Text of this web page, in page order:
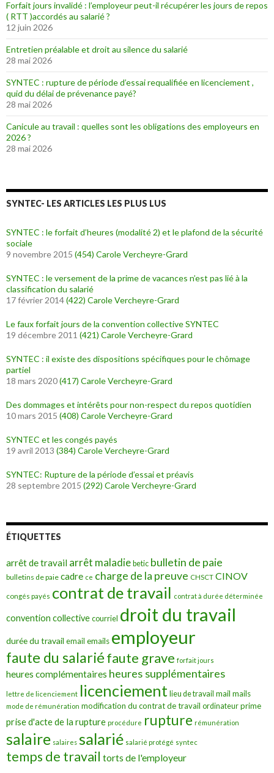
Forfait jours invalidé : l’employeur peut-il récupérer les jours de repos
( RTT )accordés au salarié ?
12 juin 2026
Entretien préalable et droit au silence du salarié
28 mai 2026
SYNTEC : rupture de période d’essai requalifiée en licenciement ,
quid du délai de prévenance payé?
28 mai 2026
Canicule au travail : quelles sont les obligations des employeurs en
2026 ?
28 mai 2026
SYNTEC- LES ARTICLES LES PLUS LUS
SYNTEC : le forfait d’heures (modalité 2) et le plafond de la sécurité
sociale
9 novembre 2015 (454) Carole Vercheyre-Grard
SYNTEC : le versement de la prime de vacances n’est pas lié à la
classification du salarié
17 février 2014(422) Carole Vercheyre-Grard
Le faux forfait jours de la convention collective SYNTEC
19 décembre 2011 (421) Carole Vercheyre-Grard
SYNTEC : il existe des dispositions spécifiques pour le chômage
partiel
18 mars 2020(417) Carole Vercheyre-Grard
Des dommages et intérêts pour non-respect du repos quotidien
10 mars 2015 (408) Carole Vercheyre-Grard
SYNTEC et les congés payés
19 avril 2013 (384) Carole Vercheyre-Grard
SYNTEC: Rupture de la période d’essai et préavis
28 septembre 2015 (292) Carole Vercheyre-Grard
ÉTIQUETTES
arrêt de travail arrêt maladie betic bulletin de paie
bulletins de paie cadre ce charge de la preuve CHSCT CINOV
congés payés contrat de travail contrat à durée déterminée
convention collective courriel droit du travail
durée du travail email emails employeur
faute du salariéfaute grave forfait jours
heures complémentaires heures supplémentaires
lettre de licenciement licenciement lieu de travail mail mails
mode de rémunération modification du contrat de travail ordinateur prime
prise d'acte de la rupture procédure rupture rémunération
salaire salaires salarié salarié protégé syntec
temps de travail torts de l'employeur